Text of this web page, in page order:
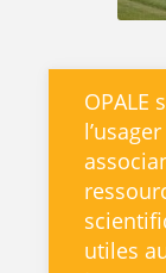
OPALE
utiles